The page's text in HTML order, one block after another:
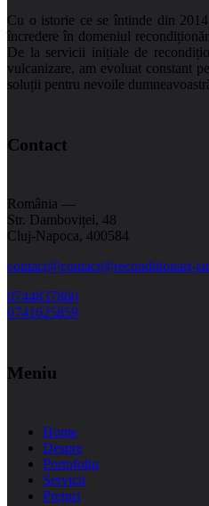
Cu o istorie ce se întinde din
încredere în domeniul
De la servicii inițiale de
vulcanizare, am evoluat constant
soluții pentru nevoile
Contact
România —
Str. Damboviței, 48
Cluj-Napoca, 400584
contact@contact@reconditionari-
0744837860
0741625859
Meniu
Home
Despre
Portofoliu
Servicii
Prețuri